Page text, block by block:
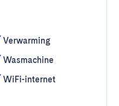
Verwarming
Wasmachine
WiFi-internet